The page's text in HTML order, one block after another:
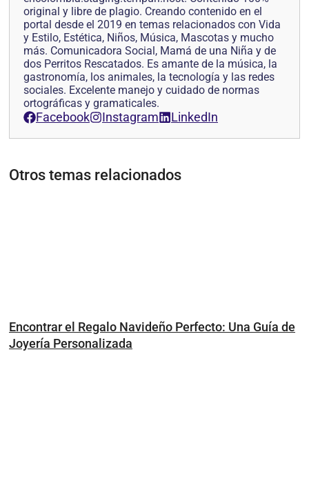
original y libre de plagio. Creando contenido en el
portal desde el 2019 en temas relacionados con Vida
y Estilo, Estética, Niños, Música, Mascotas y mucho
más. Comunicadora Social, Mamá de una Niña y de
dos Perritos Rescatados. Es amante de la música, la
gastronomía, los animales, la tecnología y las redes
sociales. Excelente manejo y cuidado de normas
ortográficas y gramaticales.
Facebook Instagram LinkedIn
Otros temas relacionados
Encontrar el Regalo Navideño Perfecto: Una Guía de
Joyería Personalizada